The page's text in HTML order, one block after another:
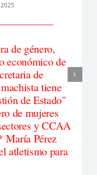
de género,
económico de
de
tiene
de Estado"
de mujeres
y CCAA
María Pérez
atletismo para